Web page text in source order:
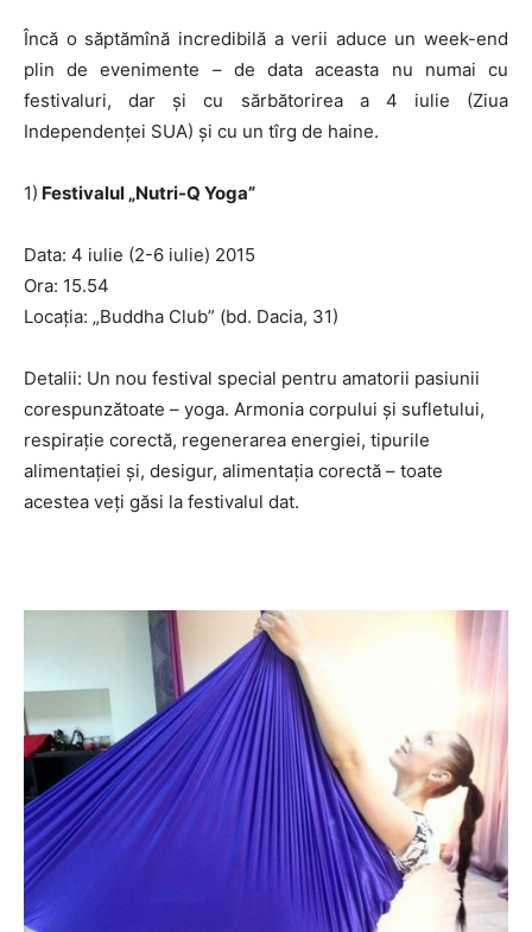
Încă o săptămînă incredibilă a verii aduce un week-end
plin de evenimente – de data aceasta nu numai cu
festivaluri, dar și cu sărbătorirea a 4 iulie (Ziua
Independenței SUA) și cu un tîrg de haine.
1) Festivalul „Nutri-Q Yoga”
Data: 4 iulie (2-6 iulie) 2015
Ora: 15.54
Locația: „Buddha Club” (bd. Dacia, 31)
Detalii: Un nou festival special pentru amatorii pasiunii
corespunzătoate – yoga. Armonia corpului și sufletului,
respirație corectă, regenerarea energiei, tipurile
alimentației și, desigur, alimentația corectă – toate
acestea veți găsi la festivalul dat.